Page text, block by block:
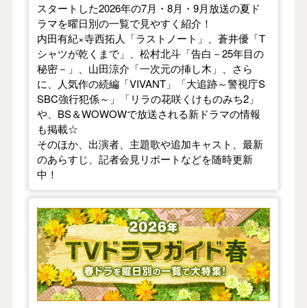
スタートした2026年の7月・8月・9月放送の夏ド
ラマを曜日別の一覧で見やすく紹介！
内田有紀×寺西拓人「ラストノート」、蒼井優「T
シャツが乾くまで」、松村北斗「告白－25年目の
秘密－」、山田涼介「一次元の挿し木」、さら
に、人気作の続編「VIVANT」「大追跡～警視庁S
SBC強行犯係～」「リラの花咲くけものみち2」
や、BS＆WOWOWで放送される新ドラマの情報
も掲載☆
そのほか、出演者、主題歌や追加キャスト、最新
のあらすじ、記者会見リポートなどを随時更新
中！
【2026年春】TVドラマガイド